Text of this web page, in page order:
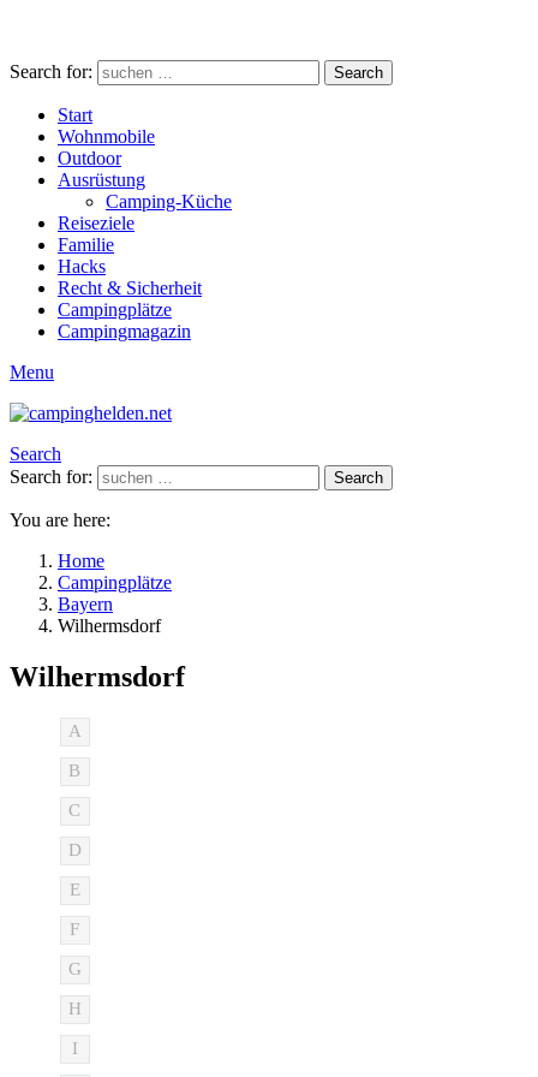
Search for: Search
Start
Wohnmobile
Outdoor
Ausrüstung
Camping-Küche
Reiseziele
Familie
Hacks
Recht & Sicherheit
Campingplätze
Campingmagazin
Menu
Search
Search for:
Search
You are here:
Home
Campingplätze
Bayern
Wilhermsdorf
Wilhermsdorf
A
B
C
D
E
F
G
H
I